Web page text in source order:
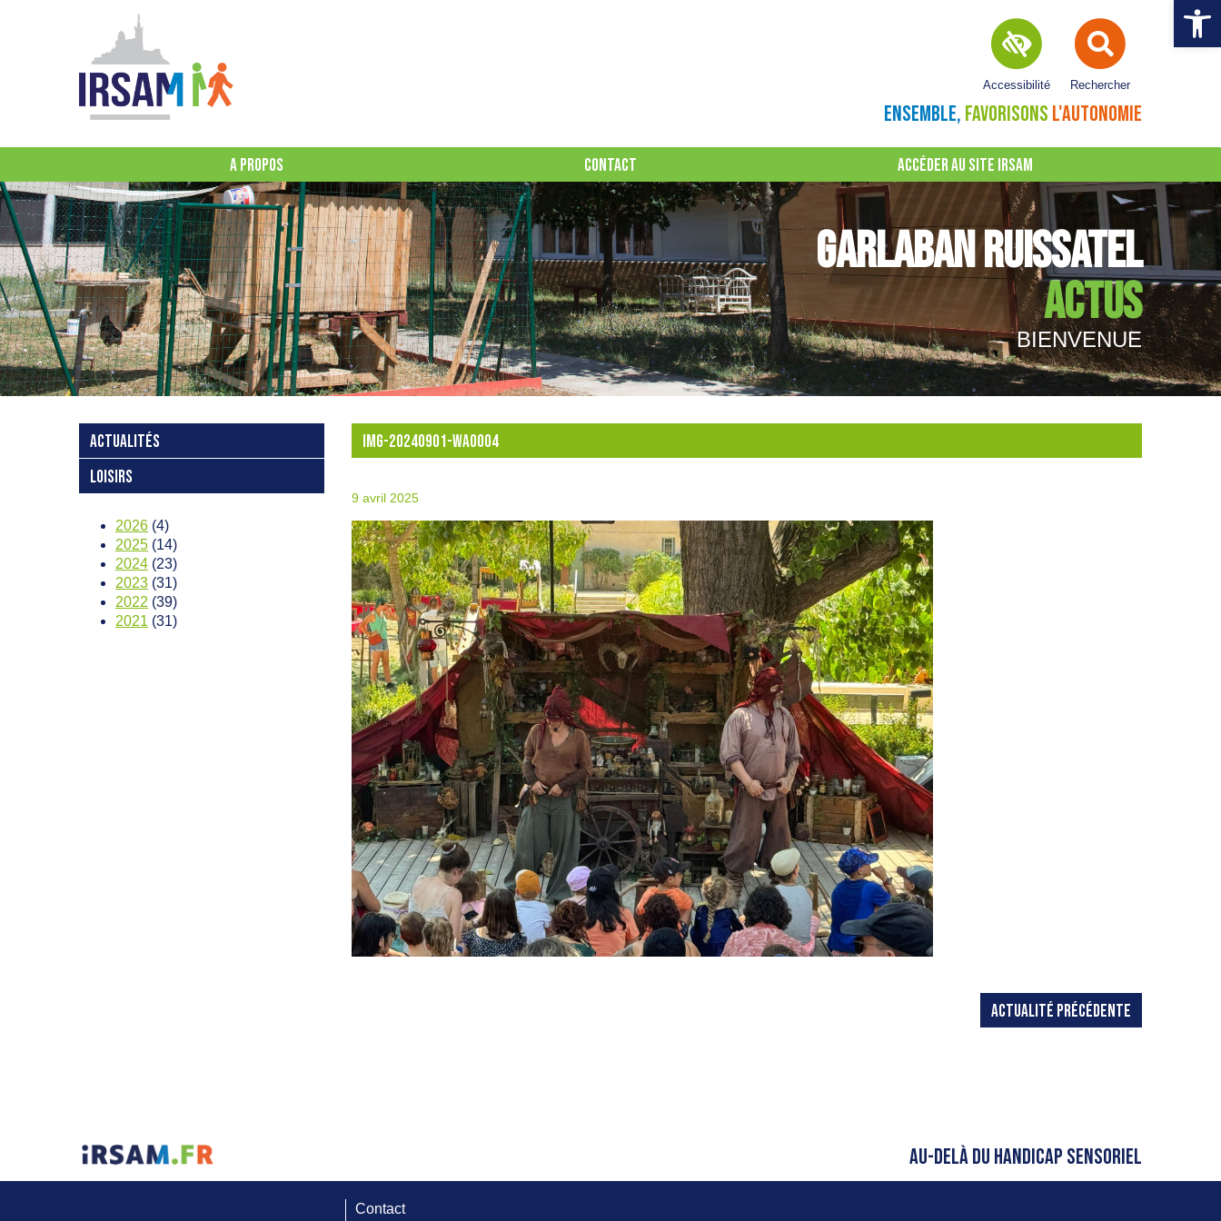
Ouvrir
Rechercher
Accessibilité
ENSEMBLE, FAVORISONS L'AUTONOMIE
A PROPOS CONTACT ACCÉDER AU SITE IRSAM
GARLABAN RUISSATEL
ACTUS
BIENVENUE
ACTUALITÉS
LOISIRS
2026 (4)
2025 (14)
2024 (23)
2023 (31)
2022 (39)
2021 (31)
IMG-20240901-WA0004
9 avril 2025
ACTUALITÉ PRÉCÉDENTE
AU-DELÀ DU HANDICAP SENSORIEL
Contact